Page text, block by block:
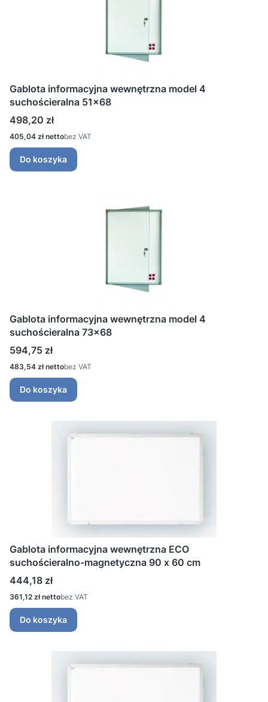
Gablota informacyjna wewnętrzna model 4
suchościeralna 51x68
Cena
498,20 zł
Cena
405,04 zł bez VAT
Do koszyka
Gablota informacyjna wewnętrzna model 4
suchościeralna 73x68
Cena
594,75 zł
Cena
483,54 zł bez VAT
Do koszyka
Gablota informacyjna wewnętrzna ECO
suchościeralno-magnetyczna 90 x 60 cm
Cena
444,18 zł
Cena
361,12 zł bez VAT
Do koszyka